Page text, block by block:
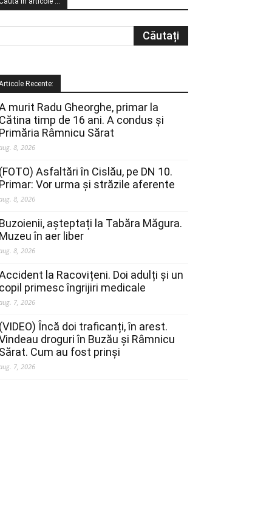
Recente:
murit Radu Gheorghe, primar la
timp de 16 ani. A condus și
Râmnicu Sărat
8, 2026
Asfaltări în Cislău, pe DN 10.
Vor urma și străzile aferente
8, 2026
așteptați la Tabăra Măgura.
în aer liber
8, 2026
la Racovițeni. Doi adulți și un
primesc îngrijiri medicale
7, 2026
Încă doi traficanți, în arest.
droguri în Buzău și Râmnicu
Cum au fost prinși
7, 2026